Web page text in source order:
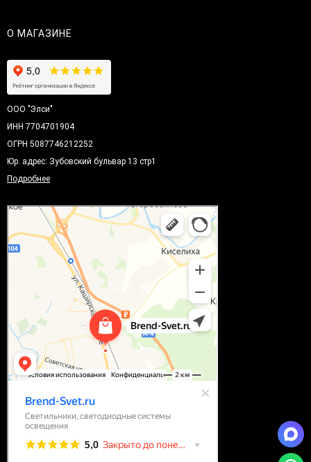
О МАГАЗИНЕ
ООО "Элси"
ИНН 7704701904
ОГРН 5087746212252
Юр. адрес: Зубовский бульвар 13 стр1
Подробнее